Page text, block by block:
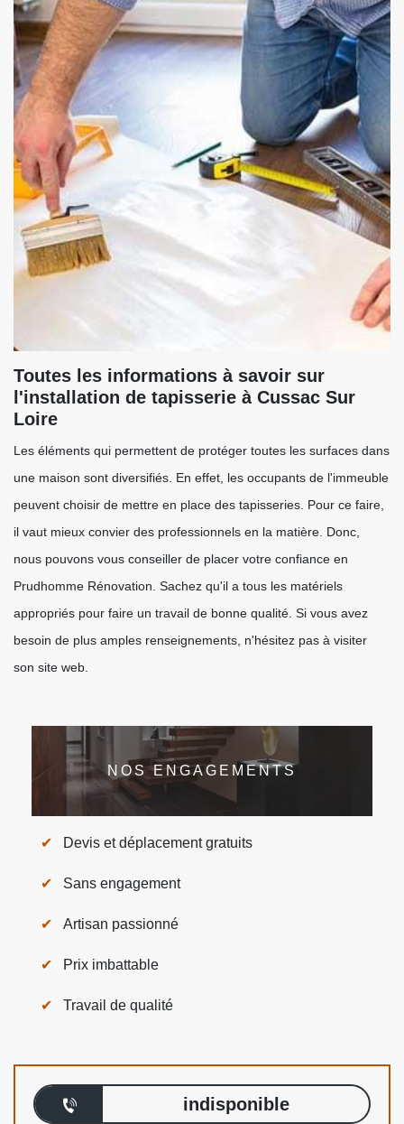
Toutes les informations à savoir sur
l'installation de tapisserie à Cussac Sur
Loire
Les éléments qui permettent de protéger toutes les surfaces dans
une maison sont diversifiés. En effet, les occupants de l'immeuble
peuvent choisir de mettre en place des tapisseries. Pour ce faire,
il vaut mieux convier des professionnels en la matière. Donc,
nous pouvons vous conseiller de placer votre confiance en
Prudhomme Rénovation. Sachez qu'il a tous les matériels
appropriés pour faire un travail de bonne qualité. Si vous avez
besoin de plus amples renseignements, n'hésitez pas à visiter
son site web.
NOS ENGAGEMENTS
Devis et déplacement gratuits
Sans engagement
Artisan passionné
Prix imbattable
Travail de qualité
indisponible